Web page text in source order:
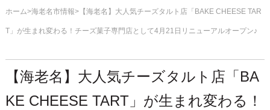
ホーム 海老名市情報 【海老名】大人気チーズタルト店「BAKE CHEESE TAR
T」が生まれ変わる！チーズ菓子専門店として4月21日リニューアルオープン♪
【海老名】大人気チーズタルト店「BA
KE CHEESE TART」が生まれ変わる！